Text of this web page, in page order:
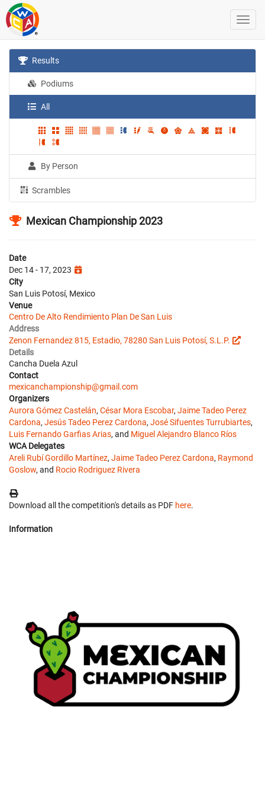
Results
Podiums
All
By Person
Scrambles
Mexican Championship 2023
Date
Dec 14 - 17, 2023
City
San Luis Potosí, Mexico
Venue
Centro De Alto Rendimiento Plan De San Luis
Address
Zenon Fernandez 815, Estadio, 78280 San Luis Potosí, S.L.P.
Details
Cancha Duela Azul
Contact
mexicanchampionship@gmail.com
Organizers
Aurora Gómez Castelán, César Mora Escobar, Jaime Tadeo Perez
Cardona, Jesús Tadeo Perez Cardona, José Sifuentes Turrubiartes,
Luis Fernando Garfias Arias, and Miguel Alejandro Blanco Ríos
WCA Delegates
Areli Rubí Gordillo Martínez, Jaime Tadeo Perez Cardona, Raymond
Goslow, and Rocio Rodriguez Rivera
Download all the competition's details as PDF here.
Information